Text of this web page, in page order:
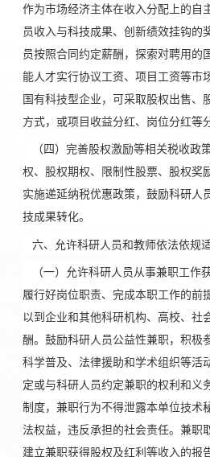
作为市场经济主体在收入分配上的自
员收入与科技成果、创新绩效挂钩的
员按照合同约定薪酬，探索对聘用的
能人才实行协议工资、项目工资等市
国有科技型企业，可采取股权出售、
方式，或项目收益分红、岗位分红等
（四）完善股权激励等相关税收政
权、股权期权、限制性股票、股权奖
实施递延纳税优惠政策，鼓励科研人
技成果转化。
六、允许科研人员和教师依法依规
（一）允许科研人员从事兼职工作
履行好岗位职责、完成本职工作的前
以到企业和其他科研机构、高校、社
酬。鼓励科研人员公益性兼职，积极
科学普及、法律援助和学术组织等活
定或与科研人员约定兼职的权利和义
制度，兼职行为不得泄露本单位技术
法权益，违反承担的社会责任。兼职
建立兼职获得股权及红利等收入的报